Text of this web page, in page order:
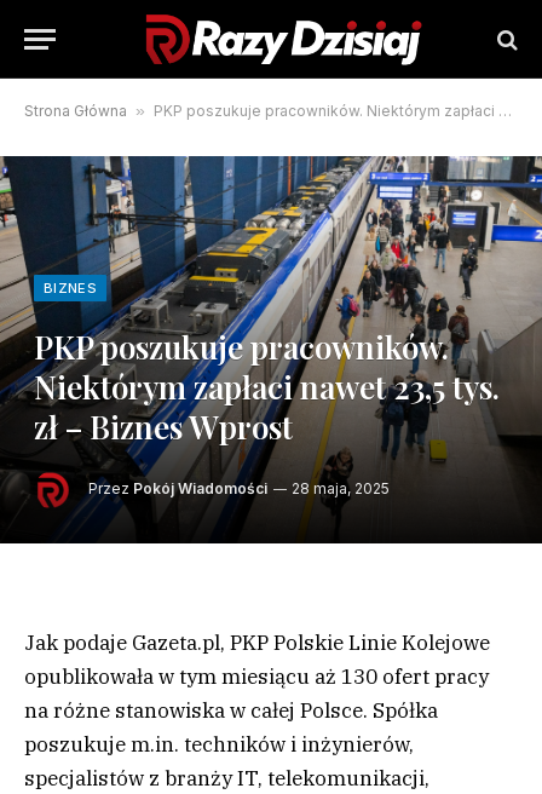
Strona Główna » PKP poszukuje pracowników. Niektórym zapłaci nawet 23,5 tys. zł – Biznes Wprost
BIZNES
PKP poszukuje pracowników.
Niektórym zapłaci nawet 23,5 tys.
zł – Biznes Wprost
Przez Pokój Wiadomości 28 maja, 2025
Jak podaje Gazeta.pl, PKP Polskie Linie Kolejowe
opublikowała w tym miesiącu aż 130 ofert pracy
na różne stanowiska w całej Polsce. Spółka
poszukuje m.in. techników i inżynierów,
specjalistów z branży IT, telekomunikacji,